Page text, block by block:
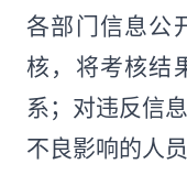
各部门信息公
核，将考核结
系；对违反信
不良影响的人